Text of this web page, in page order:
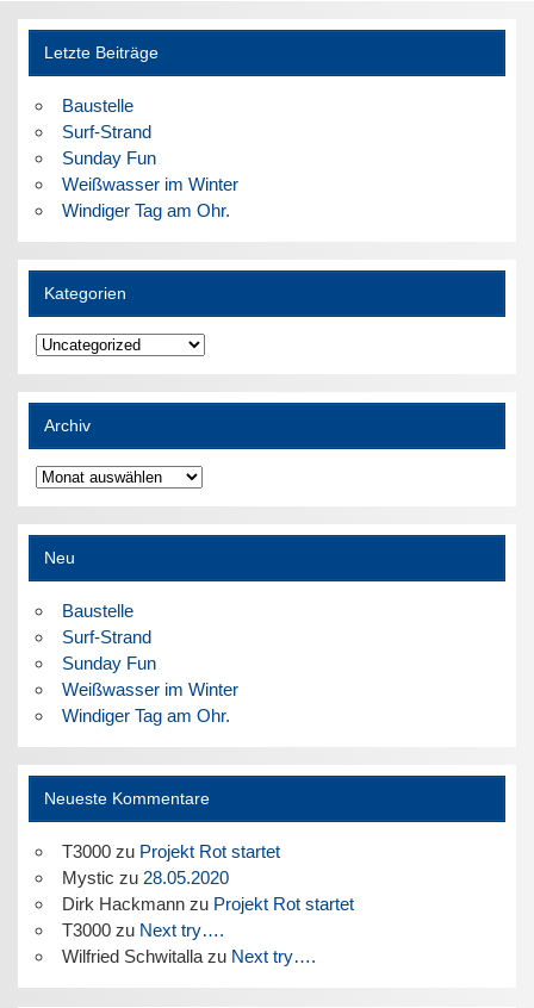
Letzte Beiträge
Baustelle
Surf-Strand
Sunday Fun
Weißwasser im Winter
Windiger Tag am Ohr.
Kategorien
Kategorien
Archiv
Archiv
Neu
Baustelle
Surf-Strand
Sunday Fun
Weißwasser im Winter
Windiger Tag am Ohr.
Neueste Kommentare
T3000zu Projekt Rot startet
Mystic zu 28.05.2020
Dirk Hackmannzu Projekt Rot startet
T3000zu Next try….
Wilfried Schwitallazu Next try….